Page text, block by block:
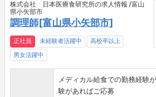
株式会社 日本医療食研究所の求人情報 /富山
県小矢部市
調理師[富山県小矢部市]
正社員 未経験者活躍中
高校卒以上
男女活躍中
メディカル給食での勤務経験
験があればご応募